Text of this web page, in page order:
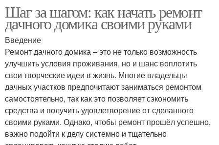
Шаг за шагом: как начать ремонт
дачного домика своими руками
Введение
Ремонт дачного домика – это не только возможность
улучшить условия проживания, но и шанс воплотить
свои творческие идеи в жизнь. Многие владельцы
дачных участков предпочитают заниматься ремонтом
самостоятельно, так как это позволяет сэкономить
средства и получить удовлетворение от сделанного
своими руками. Однако, чтобы ремонт прошёл успешно,
важно подойти к делу системно и тщательно